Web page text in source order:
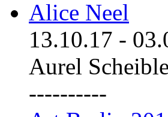
Alice Neel
13.10.17 -
Aurel
----------